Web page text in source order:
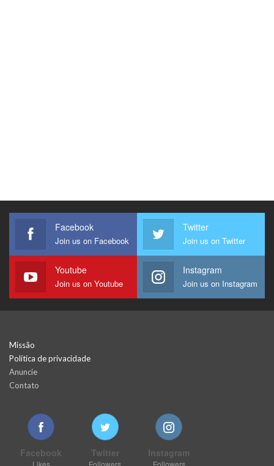
Facebook
Join us on Facebook
Twitter
Join us on Twitter
Youtube
Join us on Youtube
Instagram
Join us on Instagram
Missão
Política de privacidade
Anuncie
Contato
Facebook Twitter Instagram